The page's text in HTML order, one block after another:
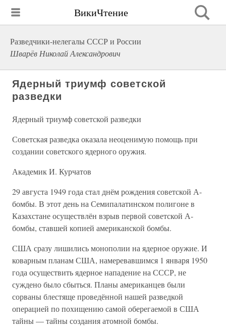
ВикиЧтение
Разведчики-нелегалы СССР и России
Шварёв Николай Александрович
Ядерный триумф советской
разведки
Ядерный триумф советской разведки
Советская разведка оказала неоценимую помощь при
создании советского ядерного оружия.
Академик И. Курчатов
29 августа 1949 года стал днём рождения советской А-
бомбы. В этот день на Семипалатинском полигоне в
Казахстане осуществлён взрыв первой советской А-
бомбы, ставшей копией американской бомбы.
США сразу лишились монополии на ядерное оружие. И
коварным планам США, намеревавшимся 1 января 1950
года осуществить ядерное нападение на СССР, не
суждено было сбыться. Планы американцев были
сорваны блестяще проведённой нашей разведкой
операцией по похищению самой оберегаемой в США
тайны — тайны создания атомной бомбы.